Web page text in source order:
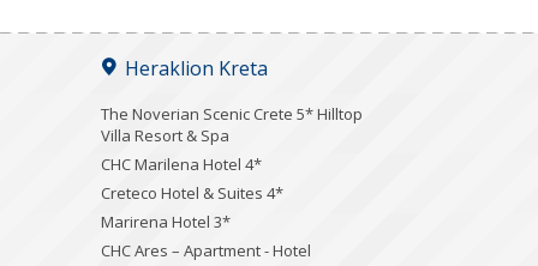
Heraklion Kreta
The Noverian Scenic Crete 5* Hilltop
Villa Resort & Spa
CHC Marilena Hotel 4*
Creteco Hotel & Suites 4*
Marirena Hotel 3*
CHC Ares – Apartment - Hotel